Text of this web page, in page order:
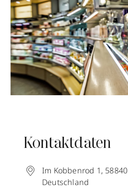
Kontaktdaten
Im Kobbenrod 1, 58840
Deutschland